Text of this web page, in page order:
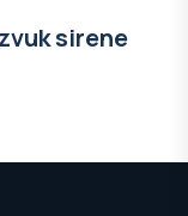
sirene